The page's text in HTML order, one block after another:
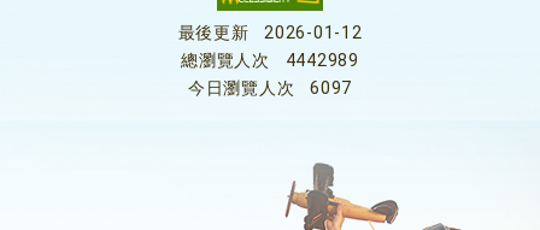
最後更新
2026-01-12
總瀏覽人次
4442989
今日瀏覽人次
6097